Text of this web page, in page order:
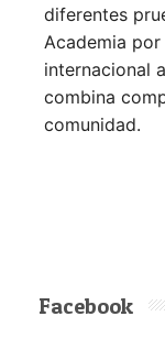
diferentes
Academia
internacional
combina
comunidad.
Facebook